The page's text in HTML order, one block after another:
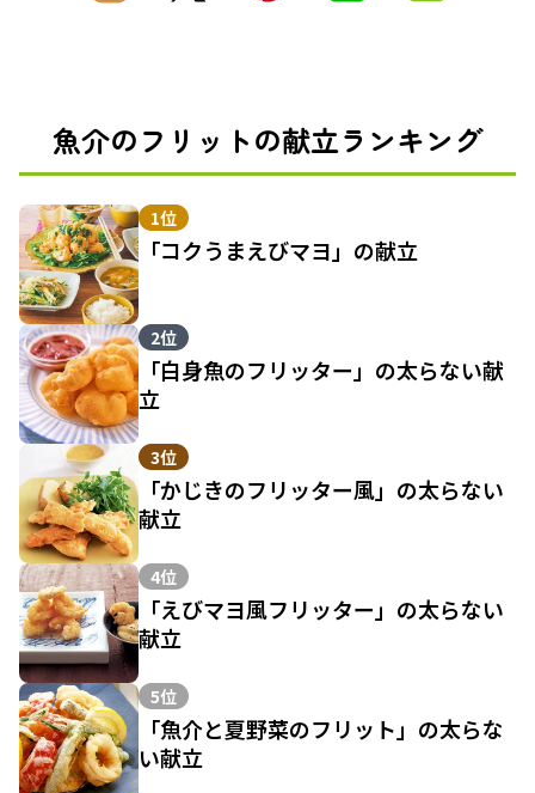
魚介のフリットの献立ランキング
1位
「コクうまえびマヨ」の献立
2位
「白身魚のフリッター」の太らない献
立
3位
「かじきのフリッター風」の太らない
献立
4位
「えびマヨ風フリッター」の太らない
献立
5位
「魚介と夏野菜のフリット」の太らな
い献立